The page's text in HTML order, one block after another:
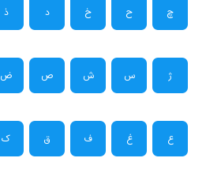
چ ح خ د ذ
ژ س ش ص ض
ع غ ف ق ک